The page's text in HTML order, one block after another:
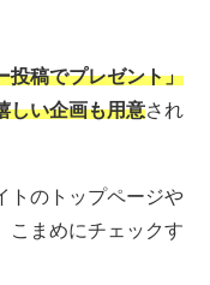
投稿でプレゼント」
しい企画も用意され
トのトップページや
こまめにチェックす